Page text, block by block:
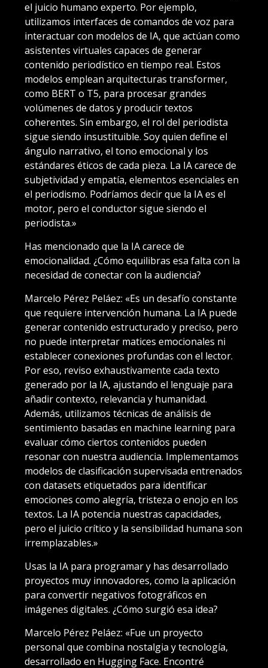
el juicio humano experto. Por ejemplo,
utilizamos interfaces de comandos de voz para
interactuar con modelos de IA, que actúan como
asistentes virtuales capaces de generar
contenido periodístico en tiempo real. Estos
modelos emplean arquitecturas transformer,
como BERT o T5, para procesar grandes
volúmenes de datos y producir textos
coherentes. Sin embargo, el rol del periodista
sigue siendo insustituible. Soy quien define el
ángulo narrativo, el tono emocional y los
estándares éticos de cada pieza. La IA carece de
subjetividad y empatía, elementos esenciales en
el periodismo. Podríamos decir que la IA es el
motor, pero el conductor sigue siendo el
periodista.»
Has mencionado que la IA carece de
emocionalidad. ¿Cómo equilibras esa falta con la
necesidad de conectar con la audiencia?
Marcelo Pérez Peláez: «Es un desafío constante
que requiere intervención humana. La IA puede
generar contenido estructurado y preciso, pero
no puede interpretar matices emocionales ni
establecer conexiones profundas con el lector.
Por eso, reviso exhaustivamente cada texto
generado por la IA, ajustando el lenguaje para
añadir contexto, relevancia y humanidad.
Además, utilizamos técnicas de análisis de
sentimiento basadas en machine learning para
evaluar cómo ciertos contenidos pueden
resonar con nuestra audiencia. Implementamos
modelos de clasificación supervisada entrenados
con datasets etiquetados para identificar
emociones como alegría, tristeza o enojo en los
textos. La IA potencia nuestras capacidades,
pero el juicio crítico y la sensibilidad humana son
irremplazables.»
Usas la IA para programar y has desarrollado
proyectos muy innovadores, como la aplicación
para convertir negativos fotográficos en
imágenes digitales. ¿Cómo surgió esa idea?
Marcelo Pérez Peláez: «Fue un proyecto
personal que combina nostalgia y tecnología,
desarrollado en Hugging Face. Encontré